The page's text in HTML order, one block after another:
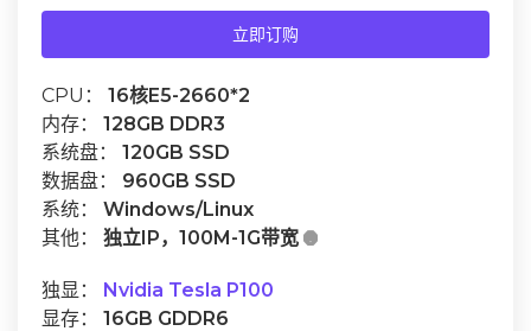
立即订购
CPU： 16核E5-2660*2
内存： 128GB DDR3
系统盘： 120GB SSD
数据盘： 960GB SSD
系统： Windows/Linux
其他： 独立IP，100M-1G带宽 
独显： Nvidia Tesla P100
显存： 16GB GDDR6